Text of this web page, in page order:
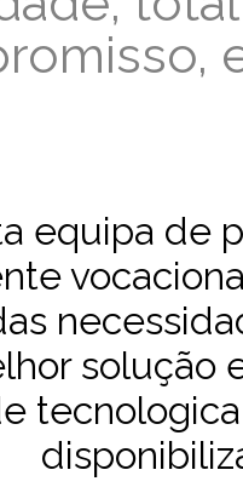
equipa de
solução